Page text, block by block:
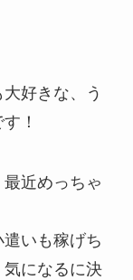
好きな、う
！
最近めっちゃ
遣いも稼げち
になるに決